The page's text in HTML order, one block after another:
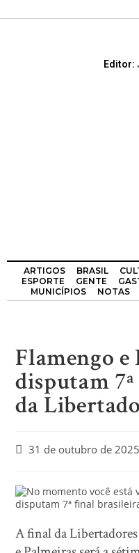
Editor:
ARTIGOS BRASIL
ESPORTE
GENTE
MUNICÍPIOS
NOTAS
Flamengo e
disputam
da
31 de outubro de 2025
A final da